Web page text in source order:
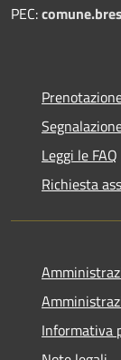
PEC:
Leggi le FAQ
Richiesta
Informativa